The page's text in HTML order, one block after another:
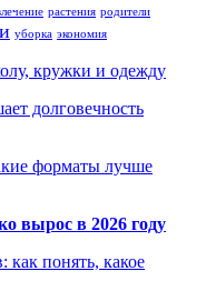
растения родители
уборка экономия
кружки и одежду
долговечность
форматы лучше
вырос в 2026 году
как понять, какое